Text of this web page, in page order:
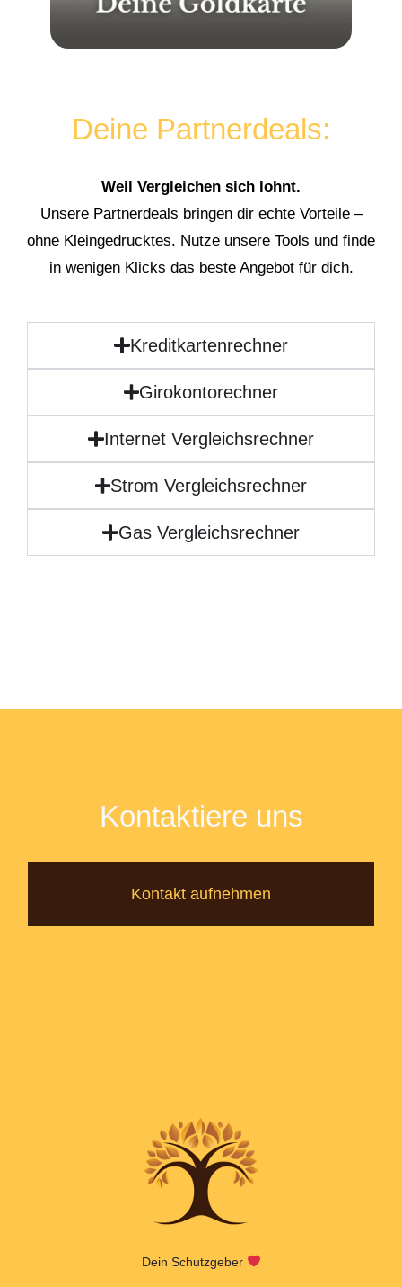
Deine Partnerdeals:
Weil Vergleichen sich lohnt.
Unsere Partnerdeals bringen dir echte Vorteile –
ohne Kleingedrucktes. Nutze unsere Tools und finde
in wenigen Klicks das beste Angebot für dich.
Kreditkartenrechner
Girokontorechner
Internet Vergleichsrechner
Strom Vergleichsrechner
Gas Vergleichsrechner
Kontaktiere uns
Kontakt aufnehmen
Dein Schutzgeber